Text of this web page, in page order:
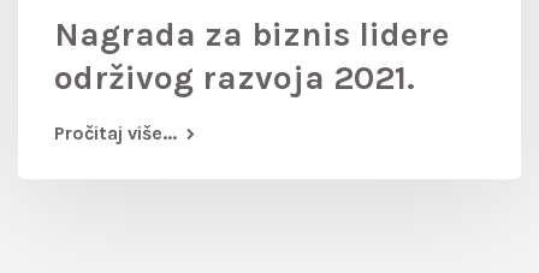
Nagrada za biznis lidere
održivog razvoja 2021.
Pročitaj više...